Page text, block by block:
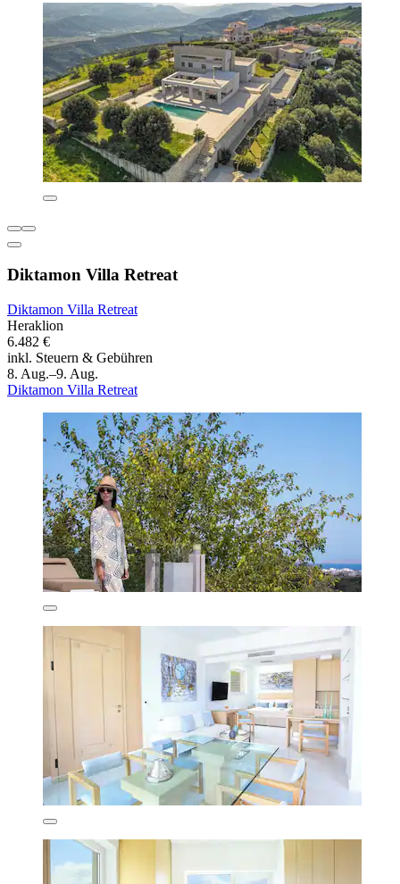
Diktamon Villa Retreat
Diktamon Villa Retreat
Heraklion
6.482 €
inkl. Steuern & Gebühren
8. Aug.–9. Aug.
Diktamon Villa Retreat